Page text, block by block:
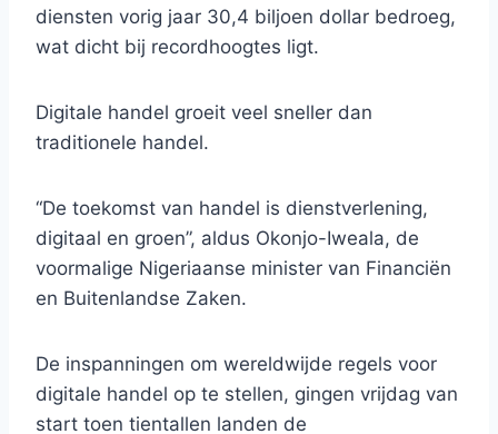
diensten vorig jaar 30,4 biljoen dollar bedroeg,
wat dicht bij recordhoogtes ligt.
Digitale handel groeit veel sneller dan
traditionele handel.
“De toekomst van handel is dienstverlening,
digitaal en groen”, aldus Okonjo-Iweala, de
voormalige Nigeriaanse minister van Financiën
en Buitenlandse Zaken.
De inspanningen om wereldwijde regels voor
digitale handel op te stellen, gingen vrijdag van
start toen tientallen landen de